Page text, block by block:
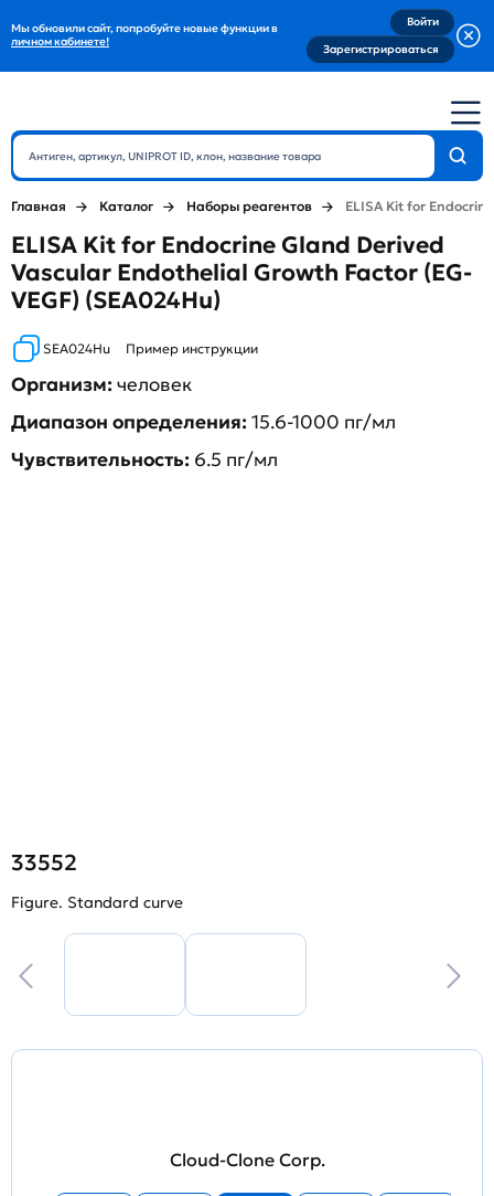
Мы обновили сайт, попробуйте новые функции в
личном кабинете!
Войти
Зарегистрироваться
Главная Каталог Наборы реагентов ELISA Kit for
ELISA Kit for Endocrine Gland Derived
Vascular Endothelial Growth Factor (EG-
VEGF) (SEA024Hu)
SEA024Hu Пример инструкции
Организм:человек
Диапазон определения:15.6-1000 пг/мл
Чувствительность: 6.5 пг/мл
33552
Figure. Standard curve
Cloud-Clone Corp.